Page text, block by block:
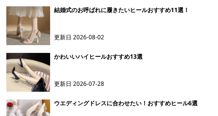
結婚式のお呼ばれに履きたいヒールおすすめ11選！
更新日2026-08-02
かわいいハイヒールおすすめ13選
更新日2026-07-28
ウエディングドレスに合わせたい！おすすめヒール6選